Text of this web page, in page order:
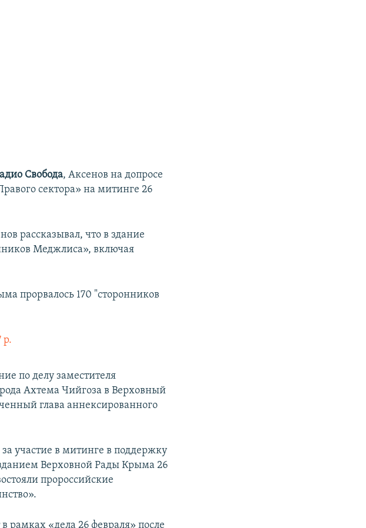
Свобода, Аксенов на допросе
сектора» на митинге 26
рассказывал, что в здание
Меджлиса», включая
прорвалось 170 "сторонников
р.
по делу заместителя
Ахтема Чийгоза в Верховный
глава аннексированного
участие в митинге в поддержку
Верховной Рады Крыма 26
пророссийские
рамках «дела 26 февраля» после